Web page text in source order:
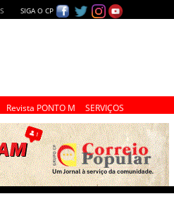
SIGA O CP
Revista PONTO M SERVIÇOS